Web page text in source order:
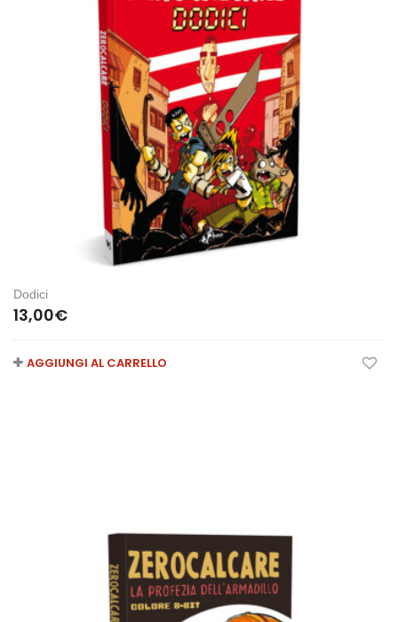
Dodici
13,00€
AGGIUNGI AL CARRELLO